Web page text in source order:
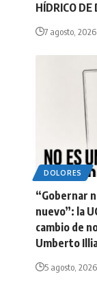
HÍDRICO DE
7 agosto, 2026
DOLORES
“Gobernar
nuevo”: la
cambio de
Umberto
5 agosto, 2026